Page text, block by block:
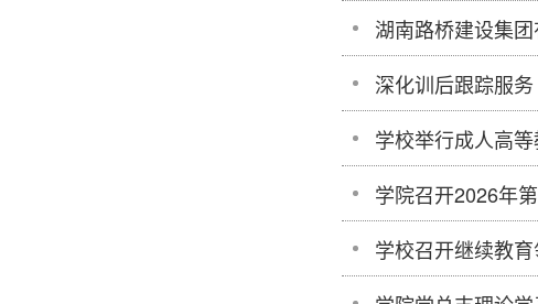
湖南路桥建设集
深化训后跟踪服
学校举行成人高
学院召开2026年
学校召开继续教